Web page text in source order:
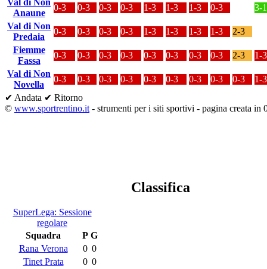
Anaune
0-3 0-3 0-3 0-3 1-3 1-3 1-3 0-3
3-1
Val di Non
Predaia
0-3 0-3 0-3 0-3 1-3 1-3 1-3 1-3
2-3
Fiemme
Fassa
0-3 0-3 0-3 0-3 0-3 0-3 0-3 0-3 2-3
1-3
Val di Non
Novella
0-3 0-3 0-3 0-3 0-3 0-3 0-3 0-3 0-3
1-3
✔ Andata ✔ Ritorno
© www.sportrentino.it - strumenti per i siti sportivi - pagina creata in
Classifica
SuperLega: Sessione
regolare
Squadra
P G
Rana Verona
0 0
Tinet Prata
0 0